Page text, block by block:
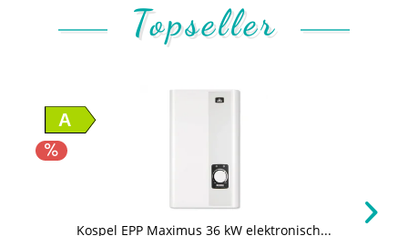
Topseller
A
Kospel EPP Maximus 36 kW elektronisch...